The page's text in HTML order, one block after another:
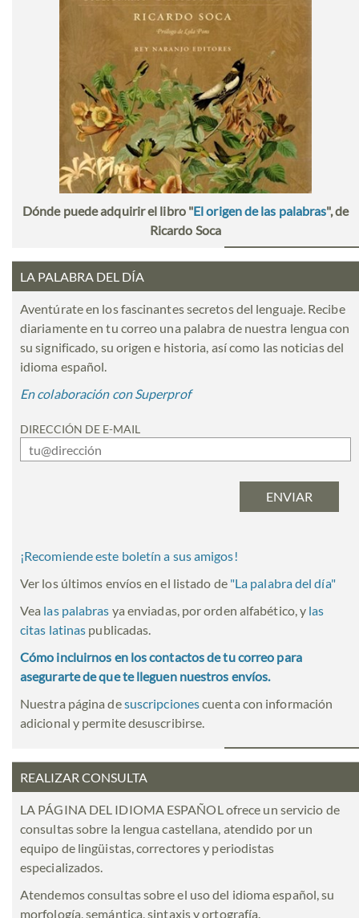
Dónde puede adquirir el libro "El origen de las palabras", de
Ricardo Soca
LA PALABRA DEL DÍA
Aventúrate en los fascinantes secretos del lenguaje. Recibe
diariamente en tu correo una palabra de nuestra lengua con
su significado, su origen e historia, así como las noticias del
idioma español.
En colaboración con Superprof
DIRECCIÓN DE E-MAIL
¡Recomiende este boletín a sus amigos!
Ver los últimos envíos en el listado de "La palabra del día"
Vea las palabras ya enviadas, por orden alfabético, y las
citas latinas publicadas.
Cómo incluirnos en los contactos de tu correo para
asegurarte de que te lleguen nuestros envíos.
Nuestra página desuscripcionescuenta con información
adicional y permite desuscribirse.
REALIZAR CONSULTA
LA PÁGINA DEL IDIOMA ESPAÑOL ofrece un servicio de
consultas sobre la lengua castellana, atendido por un
equipo de lingüistas, correctores y periodistas
especializados.
Atendemos consultas sobre el uso del idioma español, su
morfología, semántica, sintaxis y ortografía.